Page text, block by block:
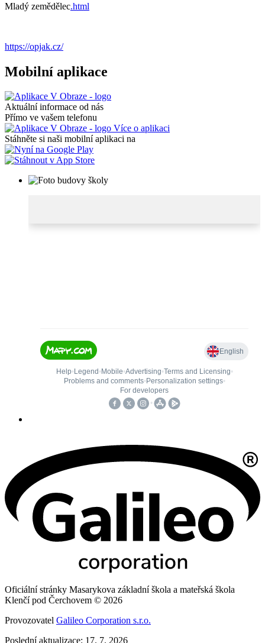
Mladý zemědělec.html
https://opjak.cz/
Mobilní aplikace
Aktuální informace od nás
Přímo ve vašem telefonu
Více o aplikaci
Stáhněte si naši mobilní aplikaci na
Oficiální stránky Masarykova základní škola a mateřská škola
Klenčí pod Čerchovem © 2026
Provozovatel Galileo Corporation s.r.o.
Poslední aktualizace: 17. 7. 2026